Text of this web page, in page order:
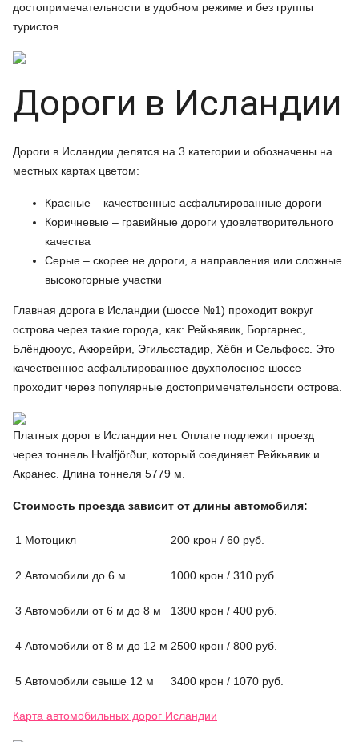
достопримечательности в удобном режиме и без группы
туристов.
Дороги в Исландии
Дороги в Исландии делятся на 3 категории и обозначены на
местных картах цветом:
Красные – качественные асфальтированные дороги
Коричневые – гравийные дороги удовлетворительного
качества
Серые – скорее не дороги, а направления или сложные
высокогорные участки
Главная дорога в Исландии (шоссе №1) проходит вокруг
острова через такие города, как: Рейкьявик, Боргарнес,
Блёндюоус, Акюрейри, Эгильсстадир, Хёбн и Сельфосс. Это
качественное асфальтированное двухполосное шоссе
проходит через популярные достопримечательности острова.
Платных дорог в Исландии нет. Оплате подлежит проезд
через тоннель Hvalfjörður, который соединяет Рейкьявик и
Акранес. Длина тоннеля 5779 м.
Стоимость проезда зависит от длины автомобиля:
1 Мотоцикл 200 крон / 60 руб.
2 Автомобили до 6 м 1000 крон / 310 руб.
3 Автомобили от 6 м до 8 м 1300 крон / 400 руб.
4 Автомобили от 8 м до 12 м 2500 крон / 800 руб.
5 Автомобили свыше 12 м 3400 крон / 1070 руб.
Карта автомобильных дорог Исландии